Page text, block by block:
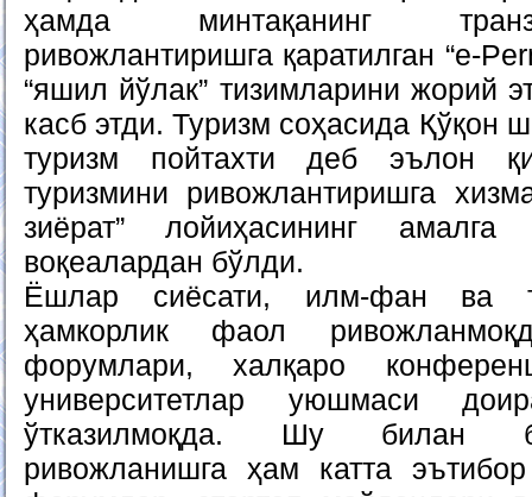
ҳамда минтақанинг
ривожлантиришга қаратилган “e-
“яшил йўлак” тизимларини жорий
касб этди. Туризм соҳасида Қўқон
туризм пойтахти деб эълон
туризмини ривожлантиришга
зиёрат” лойиҳасининг
воқеалардан бўлди.
Ёшлар сиёсати, илм-фан ва
ҳамкорлик фаол
форумлари, халқаро
университетлар уюшмаси
ўтказилмоқда. Шу билан
ривожланишга ҳам катта